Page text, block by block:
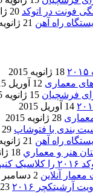
فونت در اتوکد 20 ژانویه 2016
راه آهن 21 ژانویه 2015
18 ژانویه 2015
معماری 12 آوریل 2015
فرشچیان 15 ژانویه 2015
14 آوریل 2015
28 ژانویه 2015
بندی با فتوشاپ 29 ژوئن 2015
راه آهن 21 ژانویه 2015
هنر و معماري 18 ژانویه 2015
آنلاین 2 دسامبر 2014
۲۰۱۶
23 می 2015